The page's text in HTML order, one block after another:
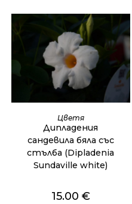
ДОБАВЯНЕ В КОЛИЧКАТА
Цветя
Дипладения
сандевила бяла със
стълба (Dipladenia
Sundaville white)
15.00 €